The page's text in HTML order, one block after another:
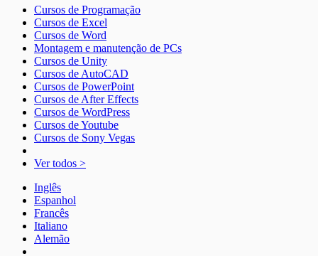
Cursos de Programação
Cursos de Excel
Cursos de Word
Montagem e manutenção de PCs
Cursos de Unity
Cursos de AutoCAD
Cursos de PowerPoint
Cursos de After Effects
Cursos de WordPress
Cursos de Youtube
Cursos de Sony Vegas
Ver todos >
Inglês
Espanhol
Francês
Italiano
Alemão